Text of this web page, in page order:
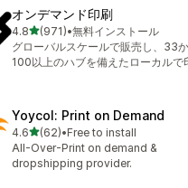
オンデマンド印刷
4.85つ星中
(971)
合計レビュー数：971件
•無料インストール
グローバルスケールで販売し、33
100以上のハブを備えたローカルで
Yoycol: Print on Demand
4.65つ星中
(62)
合計レビュー数：62件
•Free to install
All-Over-Print on demand &
dropshipping provider.